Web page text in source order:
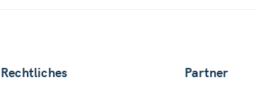
Rechtliches Partner